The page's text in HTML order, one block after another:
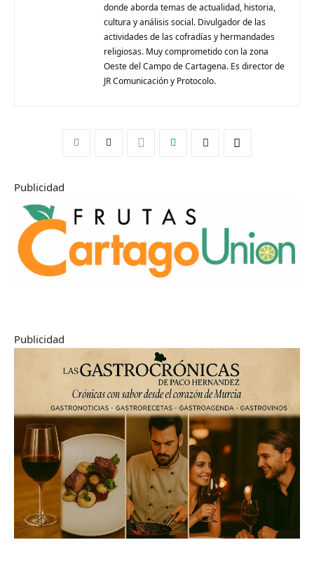
donde aborda temas de actualidad, historia,
cultura y análisis social. Divulgador de las
actividades de las cofradías y hermandades
religiosas. Muy comprometido con la zona
Oeste del Campo de Cartagena. Es director de
JR Comunicación y Protocolo.
Publicidad
Publicidad